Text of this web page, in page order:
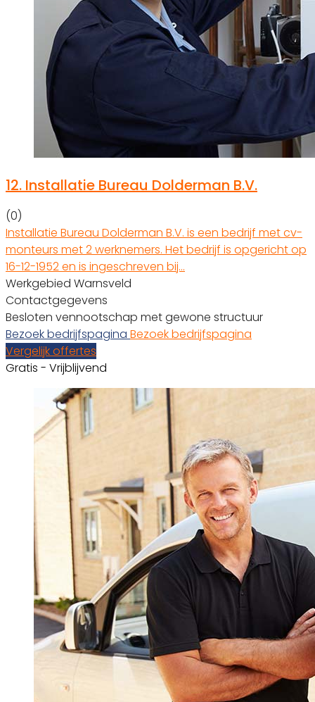
12. Installatie Bureau Dolderman B.V.
(0)
Installatie Bureau Dolderman B.V. is een bedrijf met cv-
monteurs met 2 werknemers. Het bedrijf is opgericht op
16-12-1952 en is ingeschreven bij…
Werkgebied Warnsveld
Contactgegevens
Besloten vennootschap met gewone structuur
Bezoek bedrijfspagina Bezoek bedrijfspagina
Vergelijk offertes
Gratis - Vrijblijvend